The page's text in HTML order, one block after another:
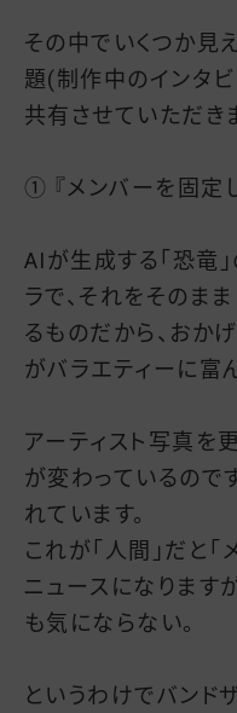
その中でいくつか見
題(制作中のインタ
共有させていただき
① 『メンバーを固定
AIが生成する「恐竜
ラで、それをそのま
るものだから、おか
がバラエティーに富
アーティスト写真を
が変わっているので
れています。
これが「人間」だと
ニュースになります
も気にならない。
というわけでバンド